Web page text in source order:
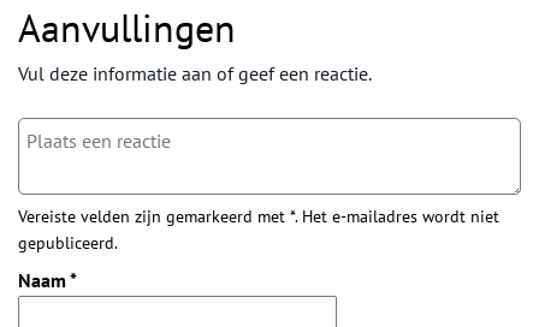
Aanvullingen
Vul deze informatie aan of geef een reactie.
Vereiste velden zijn gemarkeerd met *. Het e-mailadres wordt niet
gepubliceerd.
Naam *